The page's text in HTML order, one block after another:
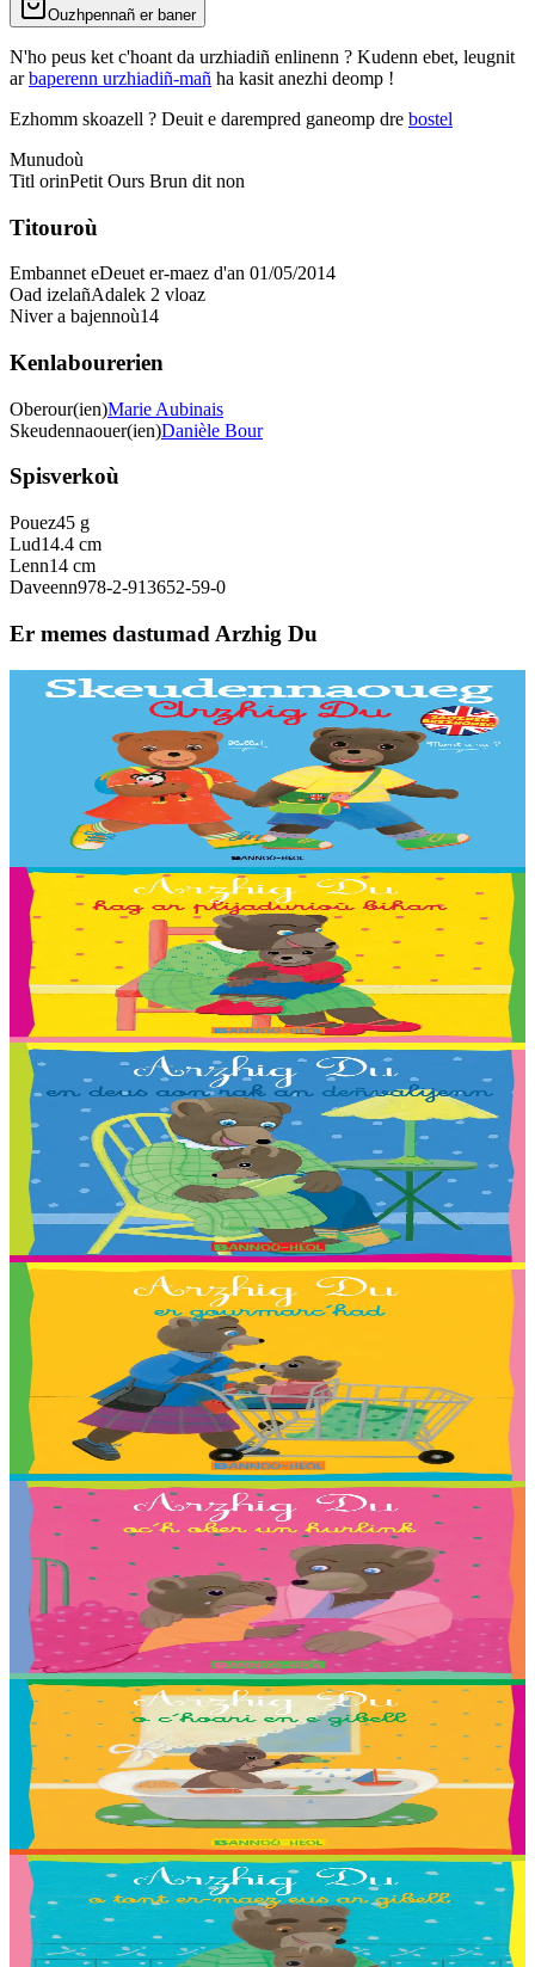
Ouzhpennañ er baner
N'ho peus ket c'hoant da urzhiadiñ enlinenn ? Kudenn ebet, leugnit
arbaperenn urzhiadiñ-mañ ha kasit anezhi deomp !
Ezhomm skoazell ? Deuit e darempred ganeomp dre bostel
Munudoù
Titl orinPetit Ours Brun dit non
Titouroù
Embannet eDeuet er-maez d'an 01/05/2014
Oad izelañAdalek 2 vloaz
Niver a bajennoù14
Kenlabourerien
Oberour(ien)Marie Aubinais
Skeudennaouer(ien)Danièle Bour
Spisverkoù
Pouez45 g
Lud14.4 cm
Lenn14 cm
Daveenn978-2-913652-59-0
Er memes dastumad Arzhig Du
Bannoù-heol
Skeudennaoueg brezhoneg-saozneg Arzhig Du
Ul levr-skeudennoù brav evit dizoleiñ hag envel an traoù implijet
bemdez, e saozneg hag e brezhoneg ! 250 ger skeudennaouet, 20
taolenn vras da sellet outo.
13,90 €
2 vloaz hag ouzhpenn
Bannoù-heol
Arzhig Du hag ar plijadurioù bihan
Troet gant : Malo, Sara, Loane, Thomas et Jakez-Erwan Mouton.
Er stok2,03 €
2 vloaz hag ouzhpenn
Bannoù-heol
Arzhig Du en deus aon rak an deñvalijenn
Troet gant : Antoine, Axelle, Aziliz, Corentin, Flora, Gweltaz, Igor,
Jeanne, Leora, Lucia, Marthe, Maxence, Morgan, Morgane,
Morrigan, Neven, Riwall, Salomé,...
Er stok2,03 €
2 vloaz hag ouzhpenn
Bannoù-heol
Arzhig Du er gourmarc’had
Troet gant : Adam, Angéline, Anna, Carla, Chloé, Cloé, Emma,
Enora, Erlé, Esteban, Ewen, Gwenole, Leïla, Maïna, Maïwenn,
Valentin, Youn, Yuna, Zaig ha Nadège Monfort....
Er stok2,03 €
2 vloaz hag ouzhpenn
Bannoù-heol
Arzhig Du oc’h ober un hurlink
Troet gant : Adélie, Antonin, Baptiste, Estelle, Gael, Lena, Rieulle,
Roxanne ha Steven Ollivier.
Er stok2,03 €
2 vloaz hag ouzhpenn
Bannoù-heol
Arzhig Du o c’hoari en e gibell
Troet gant : Malo, Sara, Loane, Thomas et Jakez-Erwan Mouton.
Er stok
2 vloaz hag ouzhpenn
Bannoù-heol
Arzhig Du o tont er-maez eus ar gibell